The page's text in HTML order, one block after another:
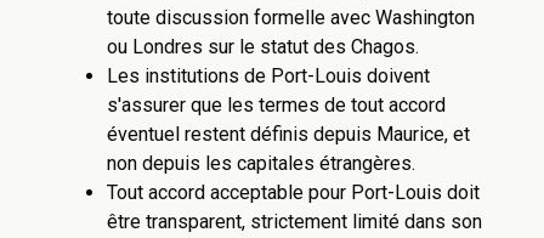
toute discussion formelle avec Washington
ou Londres sur le statut des Chagos.
Les institutions de Port-Louis doivent
s'assurer que les termes de tout accord
éventuel restent définis depuis Maurice, et
non depuis les capitales étrangères.
Tout accord acceptable pour Port-Louis doit
être transparent, strictement limité dans son